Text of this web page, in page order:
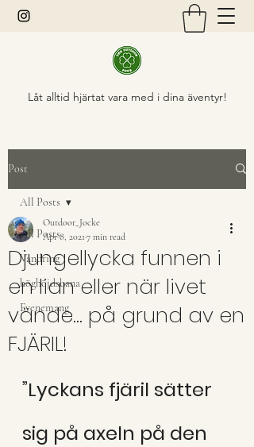
Låt alltid hjärtat vara med i dina äventyr!
Post
All Posts
Vandring
höghöjdsbana
Evenemang
All Posts
Djungellycka funnen i
en lian eller när livet
vände... på grund av en
FJÄRIL!
Outdoor_Jocke
Apr 8, 2021 7 min read
”Lyckans fjäril sätter
sig på axeln på den